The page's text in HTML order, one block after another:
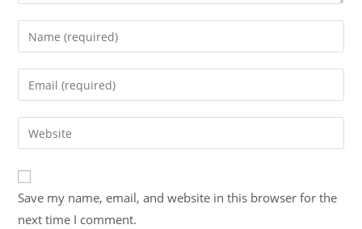
Enter
your
name
comment
Enter
your
email
address
comment
Enter
your
website
URL
(optional)
Save my name, email, and website in this browser for the
next time I comment.